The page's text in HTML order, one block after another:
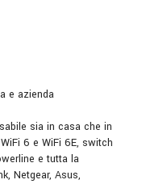
e azienda
sia in casa che in
6 e WiFi 6E, switch
e tutta la
Netgear, Asus,